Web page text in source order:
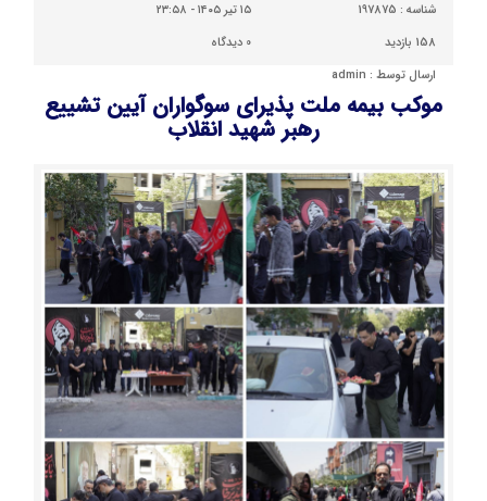
شناسه : 197875
۱۵ تیر ۱۴۰۵ - ۲۳:۵۸
158 بازدید
0 دیدگاه
ارسال توسط : admin
موکب بیمه ملت پذیرای سوگواران آیین تشییع
رهبر شهید انقلاب